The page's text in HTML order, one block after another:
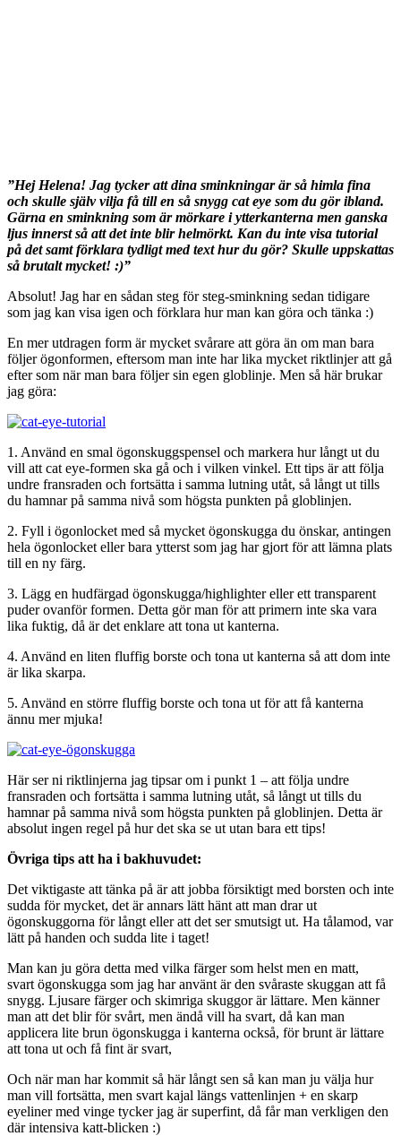
”Hej Helena! Jag tycker att dina sminkningar är så himla fina
och skulle själv vilja få till en så snygg cat eye som du gör ibland.
Gärna en sminkning som är mörkare i ytterkanterna men ganska
ljus innerst så att det inte blir helmörkt. Kan du inte visa tutorial
på det samt förklara tydligt med text hur du gör? Skulle uppskattas
så brutalt mycket! :)”
Absolut! Jag har en sådan steg för steg-sminkning sedan tidigare
som jag kan visa igen och förklara hur man kan göra och tänka :)
En mer utdragen form är mycket svårare att göra än om man bara
följer ögonformen, eftersom man inte har lika mycket riktlinjer att gå
efter som när man bara följer sin egen globlinje. Men så här brukar
jag göra:
1. Använd en smal ögonskuggspensel och markera hur långt ut du
vill att cat eye-formen ska gå och i vilken vinkel. Ett tips är att följa
undre fransraden och fortsätta i samma lutning utåt, så långt ut tills
du hamnar på samma nivå som högsta punkten på globlinjen.
2. Fyll i ögonlocket med så mycket ögonskugga du önskar, antingen
hela ögonlocket eller bara ytterst som jag har gjort för att lämna plats
till en ny färg.
3. Lägg en hudfärgad ögonskugga/highlighter eller ett transparent
puder ovanför formen. Detta gör man för att primern inte ska vara
lika fuktig, då är det enklare att tona ut kanterna.
4. Använd en liten fluffig borste och tona ut kanterna så att dom inte
är lika skarpa.
5. Använd en större fluffig borste och tona ut för att få kanterna
ännu mer mjuka!
Här ser ni riktlinjerna jag tipsar om i punkt 1 – att följa undre
fransraden och fortsätta i samma lutning utåt, så långt ut tills du
hamnar på samma nivå som högsta punkten på globlinjen. Detta är
absolut ingen regel på hur det ska se ut utan bara ett tips!
Övriga tips att ha i bakhuvudet:
Det viktigaste att tänka på är att jobba försiktigt med borsten och inte
sudda för mycket, det är annars lätt hänt att man drar ut
ögonskuggorna för långt eller att det ser smutsigt ut. Ha tålamod, var
lätt på handen och sudda lite i taget!
Man kan ju göra detta med vilka färger som helst men en matt,
svart ögonskugga som jag har använt är den svåraste skuggan att få
snygg. Ljusare färger och skimriga skuggor är lättare. Men känner
man att det blir för svårt, men ändå vill ha svart, då kan man
applicera lite brun ögonskugga i kanterna också, för brunt är lättare
att tona ut och få fint är svart,
Och när man har kommit så här långt sen så kan man ju välja hur
man vill fortsätta, men svart kajal längs vattenlinjen + en skarp
eyeliner med vinge tycker jag är superfint, då får man verkligen den
där intensiva katt-blicken :)